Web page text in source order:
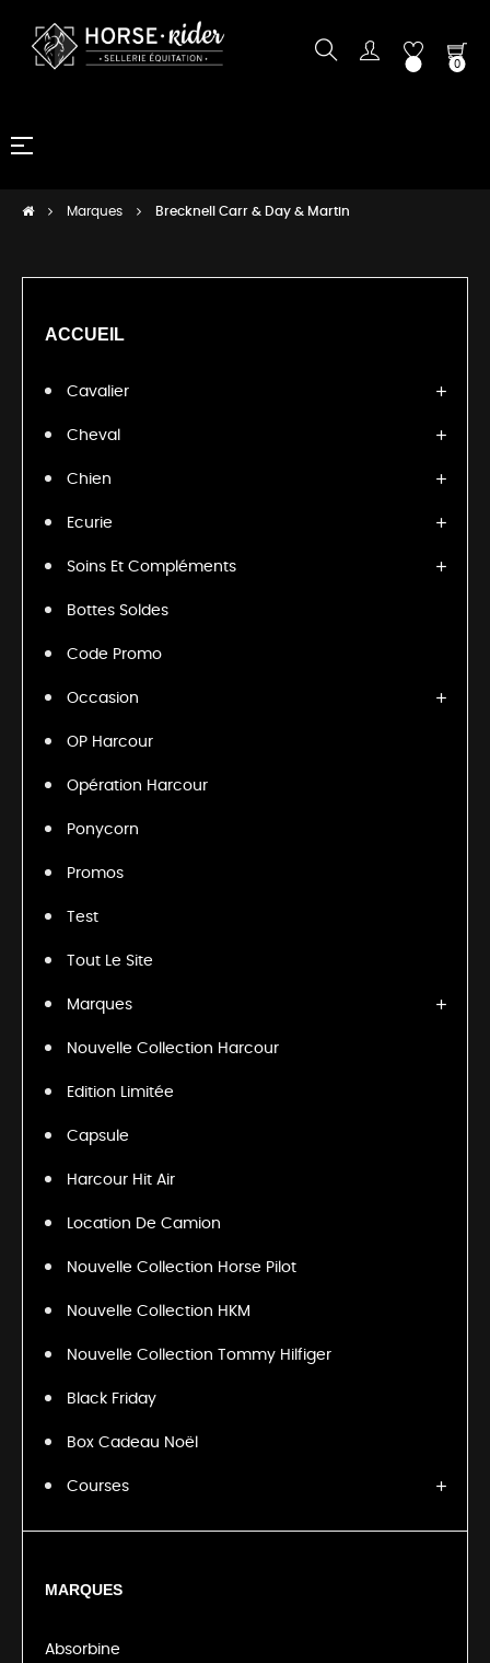
0
Basculer
☰
Marques Brecknell Carr & Day & Martin
ACCUEIL
Cavalier
Cheval
Chien
Ecurie
Soins Et Compléments
Bottes Soldes
Code Promo
Occasion
OP Harcour
Opération Harcour
Ponycorn
Promos
Test
Tout Le Site
Marques
Nouvelle Collection Harcour
Edition Limitée
Capsule
Harcour Hit Air
Location De Camion
Nouvelle Collection Horse Pilot
Nouvelle Collection HKM
Nouvelle Collection Tommy Hilfiger
Black Friday
Box Cadeau Noël
Courses
MARQUES
Absorbine